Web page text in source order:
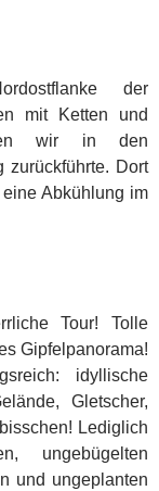
der
mit Ketten und
wir in den
zurückführte. Dort
Abkühlung im
Tour! Tolle
Gipfelpanorama!
idyllische
Gletscher,
Lediglich
ungebügelten
und ungeplanten